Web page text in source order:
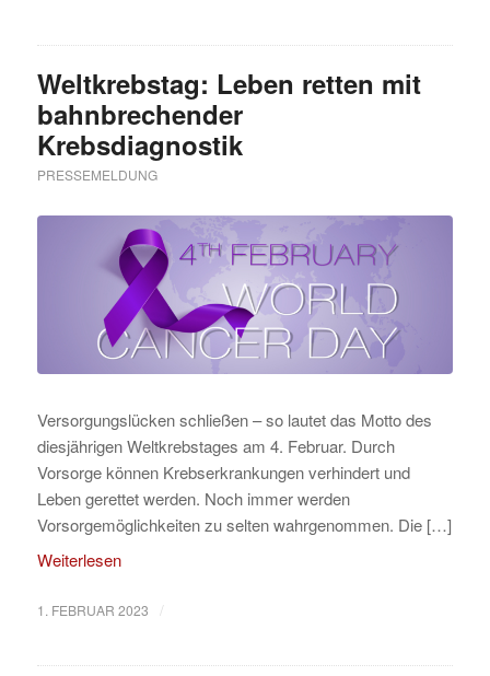
Weltkrebstag: Leben retten mit
bahnbrechender
Krebsdiagnostik
PRESSEMELDUNG
Versorgungslücken schließen – so lautet das Motto des
diesjährigen Weltkrebstages am 4. Februar. Durch
Vorsorge können Krebserkrankungen verhindert und
Leben gerettet werden. Noch immer werden
Vorsorgemöglichkeiten zu selten wahrgenommen. Die […]
Weiterlesen
1. FEBRUAR 2023 /